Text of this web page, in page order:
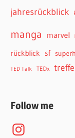
jahresrückblick
manga marvel
rückblick sf
TED Talk TEDx
Follow me
Instagram